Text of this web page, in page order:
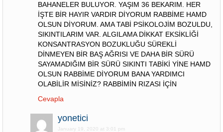
BAHANELER BULUYOR. YAŞIM 36 BEKARIM. HER
İŞTE BİR HAYIR VARDIR DİYORUM RABBİME HAMD
OLSUN DİYORUM. AMA TABİ PSİKOLOJİM BOZULDU,
SIKINTILARIM VAR. ALGILAMA DİKKAT EKSİKLİĞİ
KONSANTRASYON BOZUKLUĞU SÜREKLİ
DİNMEYEN BİR BAŞ AĞRISI VE DAHA BİR SÜRÜ
SAYAMADIĞIM BİR SÜRÜ SIKINTI TABİKİ YİNE HAMD
OLSUN RABBİME DİYORUM BANA YARDIMCI
OLABİLİR MİSİNİZ? RABBİMİN RIZASI İÇİN
Cevapla
yonetici
January 19, 2020 at 3:01 pm